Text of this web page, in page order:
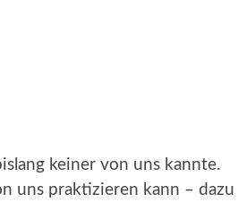
keiner von uns kannte.
uns praktizieren kann – dazu